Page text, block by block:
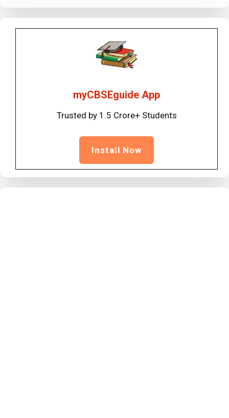
myCBSEguide App
Trusted by 1.5 Crore+ Students
Install Now